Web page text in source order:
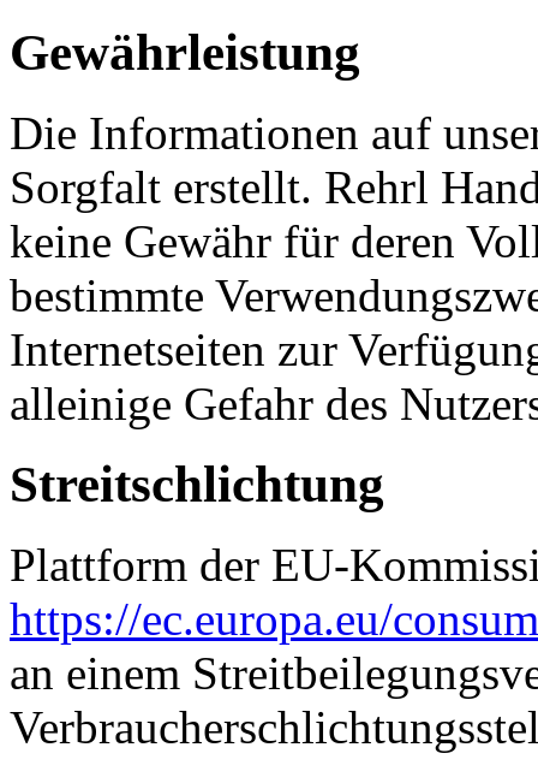
Gewährleistung
Die Informationen auf
Sorgfalt erstellt. Rehrl
keine Gewähr für deren
bestimmte
Internetseiten zur
alleinige Gefahr des
Streitschlichtung
Plattform der EU-
https://ec.europa.eu/
an einem